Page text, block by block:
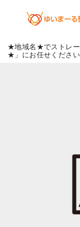
★地域名★でストレ
★」にお任せください